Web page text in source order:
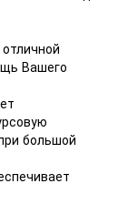
Вашего
большой